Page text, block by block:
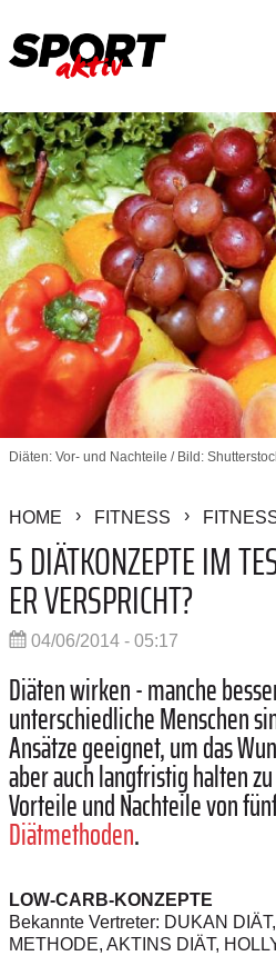
Diäten: Vor- und Nachteile / Bild:
HOME FITNESS
5 DIÄTKONZEPTE IM
ER VERSPRICHT?
04/06/2014 - 05:17
Diäten wirken - manche
unterschiedliche Menschen
Ansätze geeignet, um das
aber auch langfristig halten
Vorteile und Nachteile von
Diätmethoden.
LOW-CARB-KONZEPTE
Bekannte Vertreter: DUKAN
METHODE, AKTINS DIÄT,